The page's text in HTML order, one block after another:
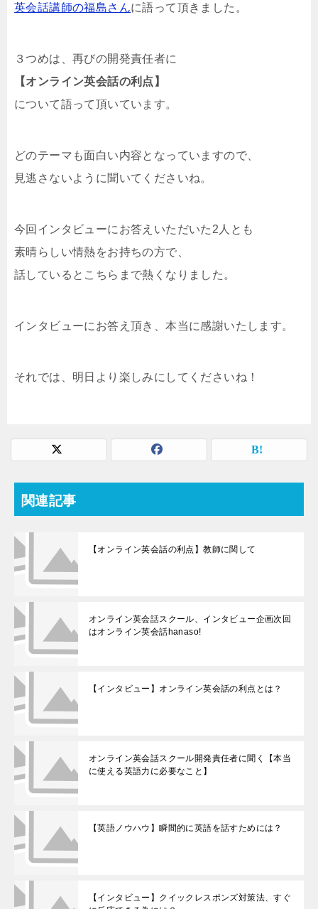
英会話講師の福島さんに語って頂きました。
３つめは、再びの開発責任者に
【オンライン英会話の利点】
について語って頂いています。
どのテーマも面白い内容となっていますので、
見逃さないように聞いてくださいね。
今回インタビューにお答えいただいた2人とも
素晴らしい情熱をお持ちの方で、
話しているとこちらまで熱くなりました。
インタビューにお答え頂き、本当に感謝いたします。
それでは、明日より楽しみにしてくださいね！
関連記事
【オンライン英会話の利点】教師に関して
オンライン英会話スクール、インタビュー企画次回
はオンライン英会話hanaso!
【インタビュー】オンライン英会話の利点とは？
オンライン英会話スクール開発責任者に聞く【本当
に使える英語力に必要なこと】
【英語ノウハウ】瞬間的に英語を話すためには？
【インタビュー】クイックレスポンズ対策法、すぐ